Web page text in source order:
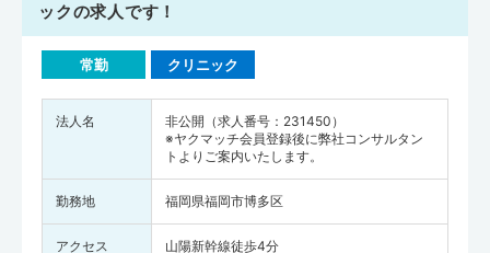
ックの求人です！
常勤 クリニック
法人名
非公開（求人番号：231450）
※ヤクマッチ会員登録後に弊社コンサルタン
トよりご案内いたします。
勤務地 福岡県福岡市博多区
アクセス 山陽新幹線徒歩4分